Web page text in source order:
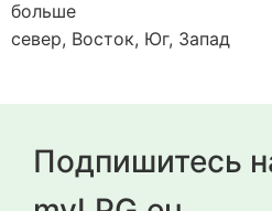
больше
север, Восток, Юг, Запад
Подпишитесь